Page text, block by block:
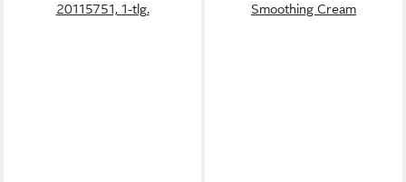
20115751, 1-tlg.
Smoothing Cream